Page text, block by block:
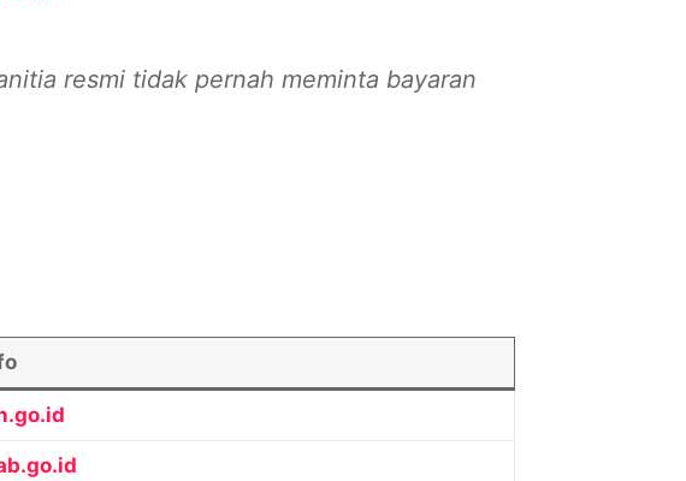
resmi tidak pernah meminta bayaran